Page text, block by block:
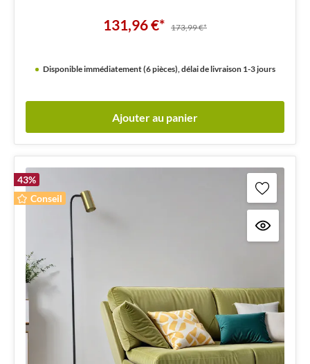
131,96 €* 173,99 €*
Disponible immédiatement (6 pièces), délai de livraison 1-3 jours
Ajouter au panier
43%
Conseil